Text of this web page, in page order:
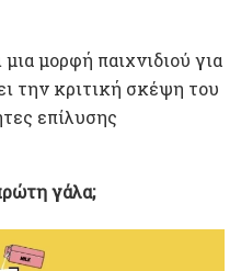
μορφή παιχνιδιού για
την κριτική σκέψη του
επίλυσης
γάλα;